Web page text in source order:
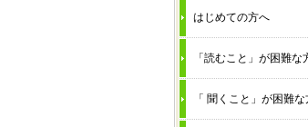
はじめての方へ
「読むこと」が困難な
「 聞くこと」が困難